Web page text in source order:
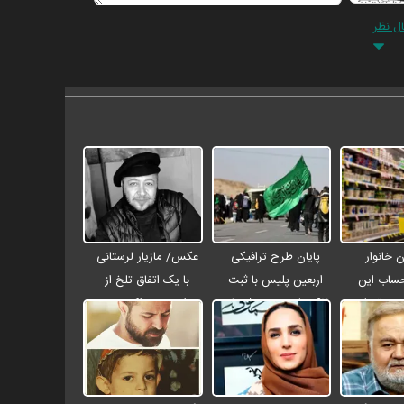
نظر
خانوار
این
میلیون تومان
شد
پایان طرح ترافیکی
اربعین پلیس با ثبت
۶۷ میلیون تردد / جان
باختن ۲۴ زائر در
تصادفات اربعینی
عکس/ مازیار لرستانی
با یک اتفاق تلخ از
مراسم ختم اکبر عبدی
رفت